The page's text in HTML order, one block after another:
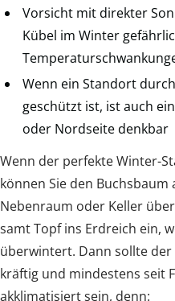
Vorsicht mit direkter
Kübel im Winter
Wenn ein Standort
geschützt ist, ist auch
oder Nordseite denkbar
Wenn der perfekte Winter-
können Sie den
Nebenraum oder Keller
samt Topf ins Erdreich ein,
überwintert. Dann sollte
kräftig und mindestens seit
akklimatisiert sein, denn: